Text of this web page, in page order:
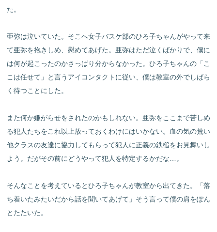
た。
亜弥は泣いていた。そこへ女子バスケ部のひろ子ちゃんがやって来
て亜弥を抱きしめ、慰めてあげた。亜弥はただ泣くばかりで、僕に
は何が起こったのかさっぱり分からなかった。ひろ子ちゃんの「こ
こは任せて」と言うアイコンタクトに従い、僕は教室の外でしばら
く待つことにした。
また何か嫌がらせをされたのかもしれない。亜弥をここまで苦しめ
る犯人たちをこれ以上放っておくわけにはいかない。血の気の荒い
他クラスの友達に協力してもらって犯人に正義の鉄槌をお見舞いし
よう。だがその前にどうやって犯人を特定するかだな…。
そんなことを考えているとひろ子ちゃんが教室から出てきた。「落
ち着いたみたいだから話を聞いてあげて」そう言って僕の肩をぽん
とたたいた。